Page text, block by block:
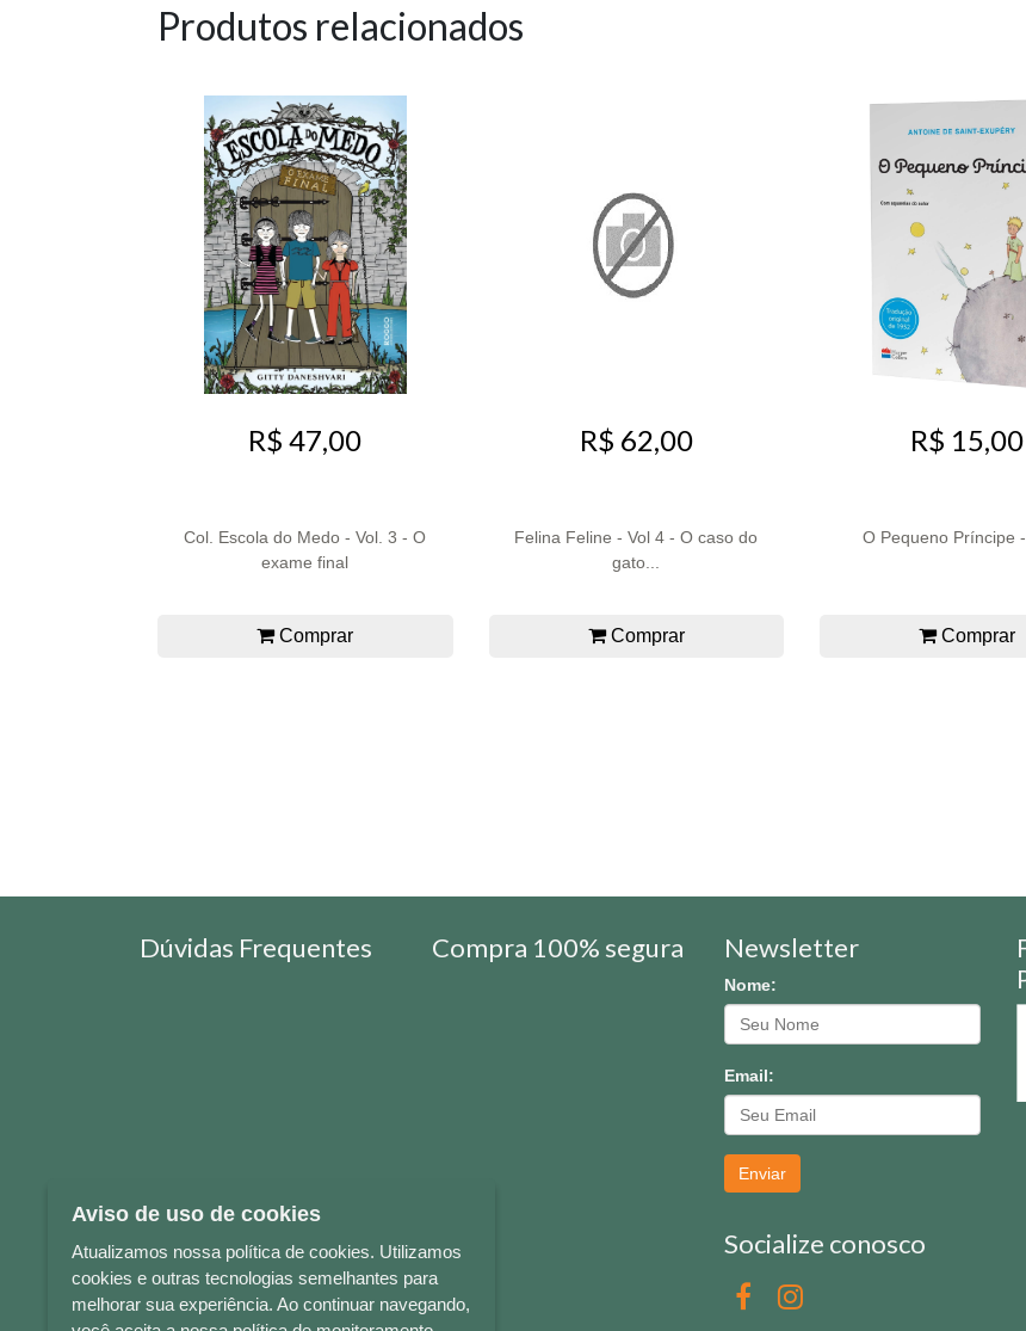
Produtos relacionados
R$ 47,00
Col. Escola do Medo - Vol. 3 - O
exame final
Comprar
R$ 62,00
Felina Feline - Vol 4 - O caso do
gato...
Comprar
R$ 15,00
O Pequeno Príncipe
Comprar
Dúvidas Frequentes Compra 100% segura Newsletter
Nome:
Email:
Enviar
Socialize conosco
Aviso de uso de cookies
Atualizamos nossa política de cookies. Utilizamos
cookies e outras tecnologias semelhantes para
melhorar sua experiência. Ao continuar navegando,